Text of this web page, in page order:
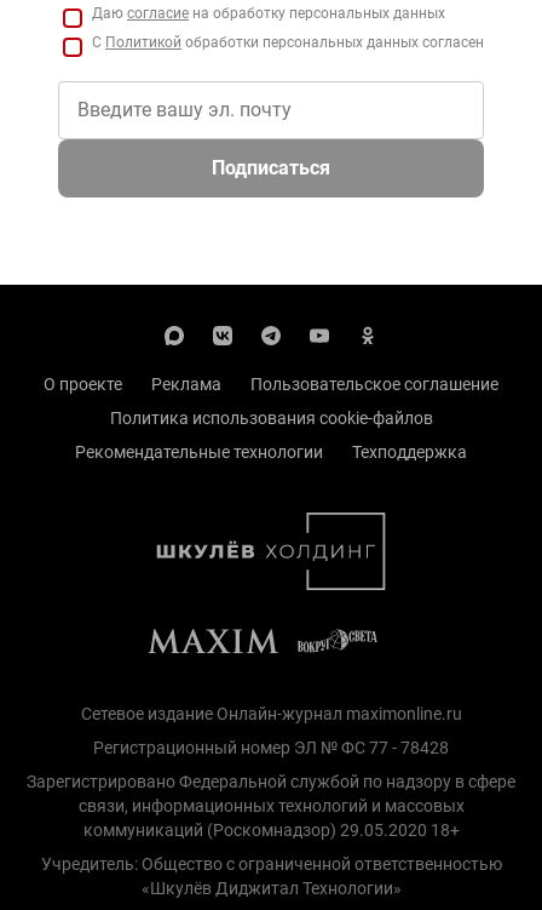
Даю согласие на обработку персональных данных
С Политикой обработки персональных данных согласен
Подписаться
О проекте Реклама
Пользовательское соглашение
Политика использования cookie-файлов
Рекомендательные технологии
Техподдержка
Сетевое издание Онлайн-журнал maximonline.ru
Регистрационный номер ЭЛ № ФС 77 - 78428
Зарегистрировано Федеральной службой по надзору в сфере
связи, информационных технологий и массовых
коммуникаций (Роскомнадзор) 29.05.2020 18+
Учредитель: Общество с ограниченной ответственностью
«Шкулёв Диджитал Технологии»